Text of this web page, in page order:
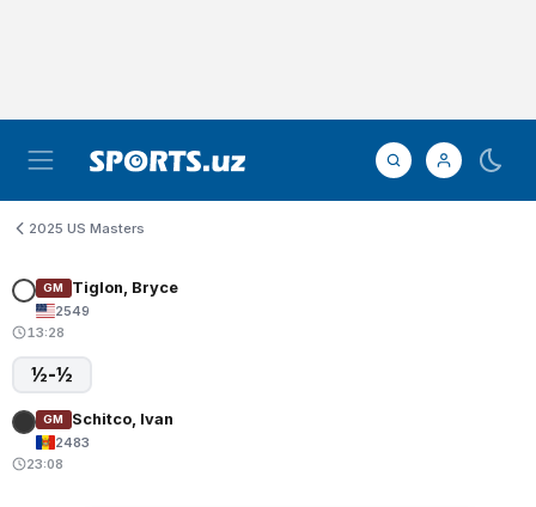
2025 US Masters
GM Tiglon, Bryce
2549
13:28
½-½
GM Schitco, Ivan
2483
23:08